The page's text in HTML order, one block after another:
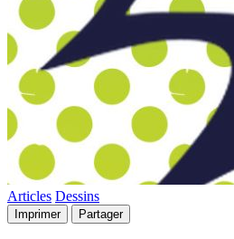
Articles Dessins
Imprimer Partager